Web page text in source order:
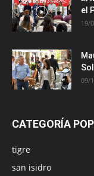
el
19/
09/
CATEGORÍA
tigre
san isidro